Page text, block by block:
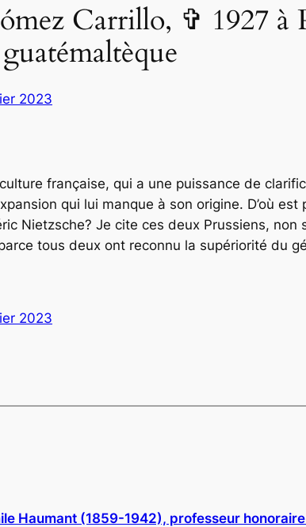
Carrillo, ✞ 1927 à
2023
française, qui a une puissance de
qui lui manque à son origine. D’où
Nietzsche? Je cite ces deux Prussiens,
tous deux ont reconnu la supériorité du
2023
Haumant (1859-1942), professeur